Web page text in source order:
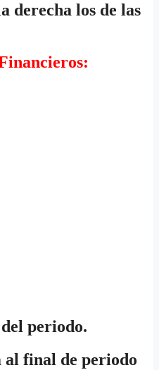
derecha los de las
periodo.
al final de periodo